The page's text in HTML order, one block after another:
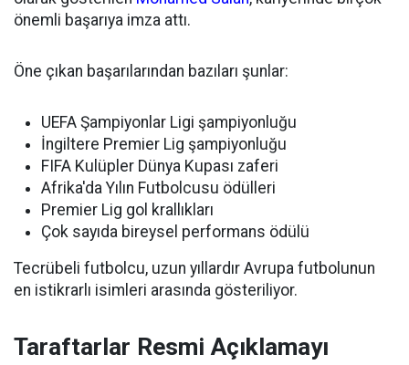
önemli başarıya imza attı.
Öne çıkan başarılarından bazıları şunlar:
UEFA Şampiyonlar Ligi şampiyonluğu
İngiltere Premier Lig şampiyonluğu
FIFA Kulüpler Dünya Kupası zaferi
Afrika'da Yılın Futbolcusu ödülleri
Premier Lig gol krallıkları
Çok sayıda bireysel performans ödülü
Tecrübeli futbolcu, uzun yıllardır Avrupa futbolunun
en istikrarlı isimleri arasında gösteriliyor.
Taraftarlar Resmi Açıklamayı